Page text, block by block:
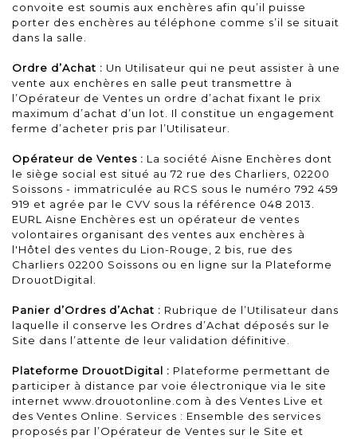
convoite est soumis aux enchères afin qu’il puisse
porter des enchères au téléphone comme s’il se situait
dans la salle.
Ordre d’Achat : Un Utilisateur qui ne peut assister à une
vente aux enchères en salle peut transmettre à
l’Opérateur de Ventes un ordre d’achat fixant le prix
maximum d’achat d’un lot. Il constitue un engagement
ferme d’acheter pris par l’Utilisateur.
Opérateur de Ventes : La société Aisne Enchères dont
le siège social est situé au 72 rue des Charliers, 02200
Soissons - immatriculée au RCS sous le numéro 792 459
919 et agrée par le CVV sous la référence 048 2013.
EURL Aisne Enchères est un opérateur de ventes
volontaires organisant des ventes aux enchères à
l'Hôtel des ventes du Lion-Rouge, 2 bis, rue des
Charliers 02200 Soissons ou en ligne sur la Plateforme
DrouotDigital.
Panier d’Ordres d’Achat : Rubrique de l’Utilisateur dans
laquelle il conserve les Ordres d’Achat déposés sur le
Site dans l’attente de leur validation définitive.
Plateforme DrouotDigital : Plateforme permettant de
participer à distance par voie électronique via le site
internet www.drouotonline.com à des Ventes Live et
des Ventes Online. Services : Ensemble des services
proposés par l’Opérateur de Ventes sur le Site et